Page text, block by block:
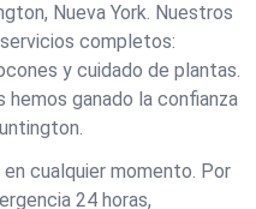
Nueva York. Nuestros
completos:
y cuidado de plantas.
ganado la confianza
cualquier momento. Por
24 horas,